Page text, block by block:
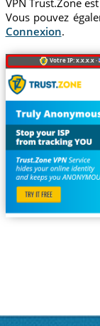
Vous pouvez
Connexion.
Votre IP: x.x.x.x ·